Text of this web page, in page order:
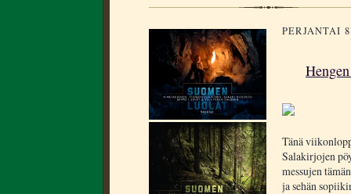
PERJANTAI
Tänä
Salakirjojen
messujen
ja sehän